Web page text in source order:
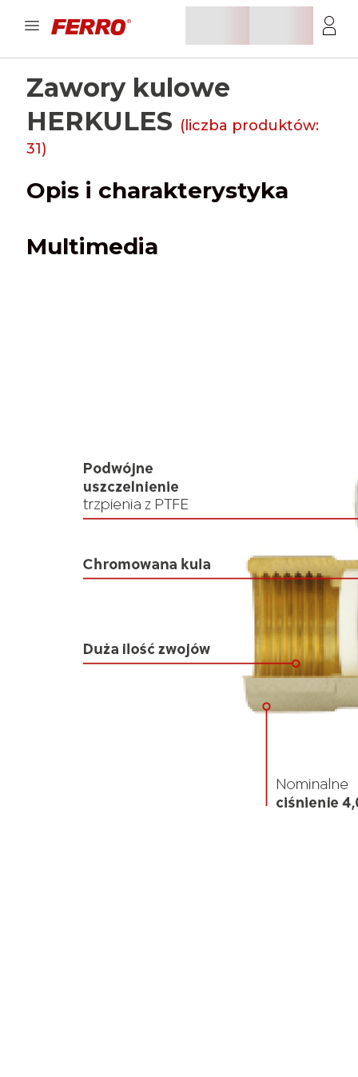
Zawory kulowe
HERKULES (liczba produktów:
31)
Opis i charakterystyka
Multimedia